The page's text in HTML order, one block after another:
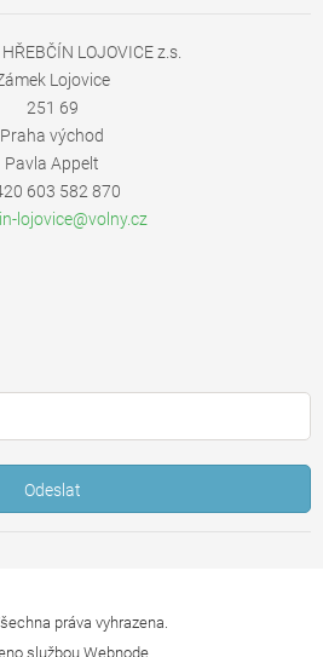
LOJOVICE z.s.
Lojovice
251 69
Praha východ
Pavla Appelt
603 582 870
lojovice@volny.cz
práva vyhrazena.
službou Webnode